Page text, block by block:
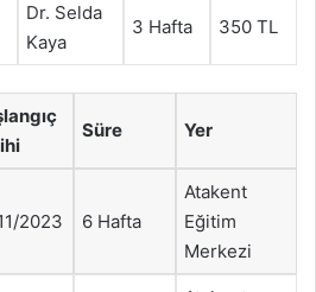
Dr. Selda
Kaya
3 Hafta 350 TL
Süre Yer
2023 6 Hafta
Atakent
Eğitim
Merkezi